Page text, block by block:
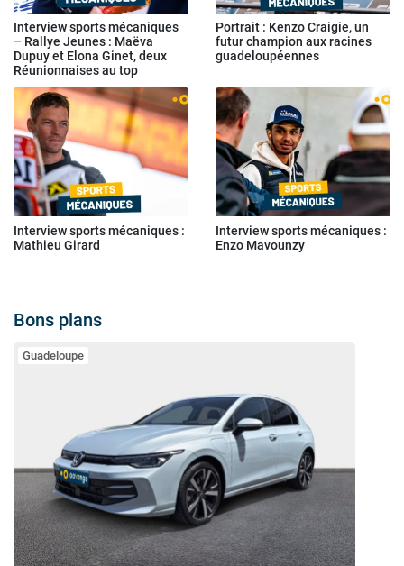
Interview sports mécaniques
– Rallye Jeunes : Maëva
Dupuy et Elona Ginet, deux
Réunionnaises au top
Portrait : Kenzo Craigie, un
futur champion aux racines
guadeloupéennes
Interview sports mécaniques :
Mathieu Girard
Interview sports mécaniques :
Enzo Mavounzy
Bons plans
Guadeloupe